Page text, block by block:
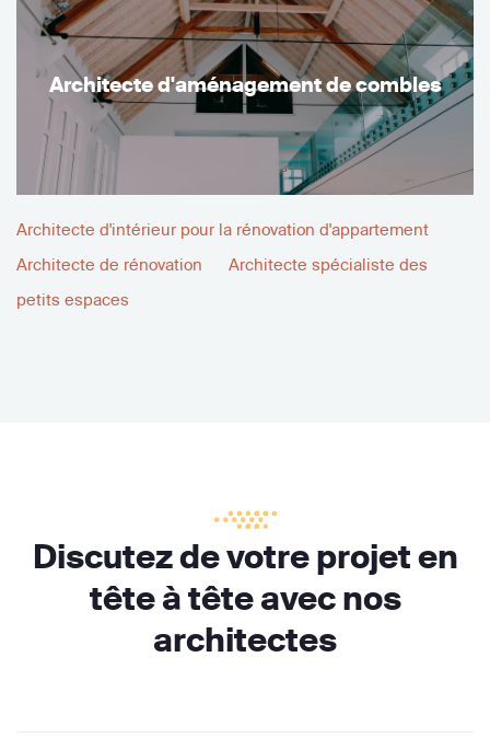
Architecte d'aménagement de combles
Architecte d'intérieur pour la rénovation d'appartement
Architecte de rénovation
Architecte spécialiste des
petits espaces
Discutez de votre projet en
tête à tête avec nos
architectes